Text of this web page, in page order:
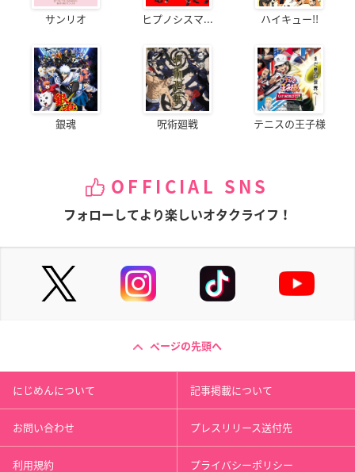
サンリオ ヒプノシスマ... ハイキュー!!
銀魂 呪術廻戦 テニスの王子様
OFFICIAL SNS
フォローしてより楽しいオタクライフ！
ページの先頭へ
にじめんについて 記事掲載について
お問い合わせ プレスリリース送付先
利用規約 プライバシーポリシー